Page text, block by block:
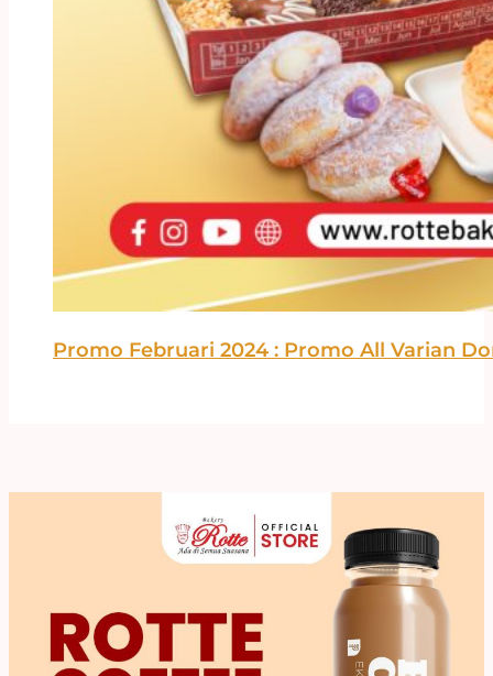
Promo Februari 2024 : Promo All Varian